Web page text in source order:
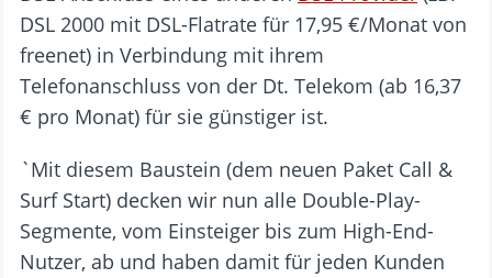
DSL 2000 mit DSL-Flatrate für 17,95 €/Monat von
freenet) in Verbindung mit ihrem
Telefonanschluss von der Dt. Telekom (ab 16,37
€ pro Monat) für sie günstiger ist.
`Mit diesem Baustein (dem neuen Paket Call &
Surf Start) decken wir nun alle Double-Play-
Segmente, vom Einsteiger bis zum High-End-
Nutzer, ab und haben damit für jeden Kunden